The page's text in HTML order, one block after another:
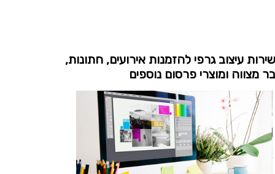
שירות עיצוב גרפי להזמנות אירועים, חתונות,
בר מצווה ומוצרי פרסום נוספים